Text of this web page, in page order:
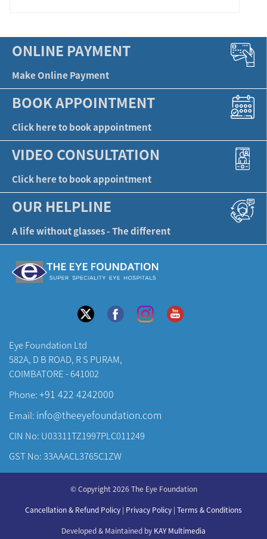
ONLINE PAYMENT
Make Online Payment
BOOK APPOINTMENT
Click here to book appointment
VIDEO CONSULTATION
Click here to book appointment
OUR HELPLINE
A life without glasses - The different
Eye Foundation Ltd
582A, D B ROAD, R S PURAM,
COIMBATORE - 641002
Phone:+91 422 4242000
Email: info@theeyefoundation.com
CIN No: U03311TZ1997PLC011249
GST No: 33AAACL3765C1ZW
About Us
Our Doctors
© Copyright 2026 The Eye Foundation
Cancellation & Refund Policy | Privacy Policy | Terms & Conditions
Developed & Maintained by KAY Multimedia